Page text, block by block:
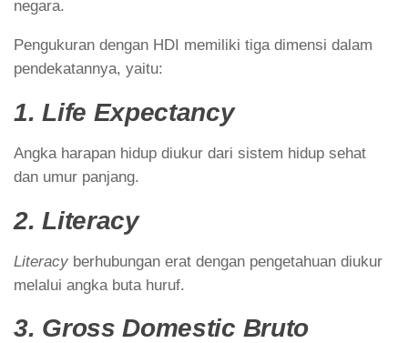
negara.
Pengukuran dengan HDI memiliki tiga dimensi dalam
pendekatannya, yaitu:
1. Life Expectancy
Angka harapan hidup diukur dari sistem hidup sehat
dan umur panjang.
2. Literacy
Literacy berhubungan erat dengan pengetahuan diukur
melalui angka buta huruf.
3. Gross Domestic Bruto